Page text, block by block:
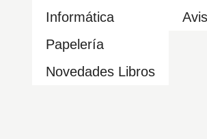
Informática
Papelería
Novedades Libros